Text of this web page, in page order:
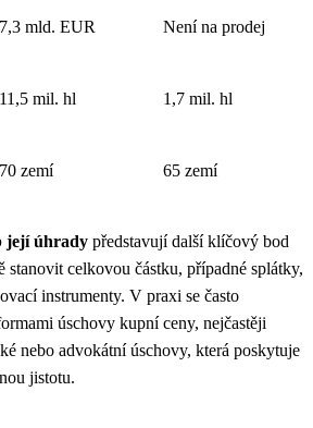
7,3 mld. EUR Není na prodej
11,5 mil. hl 1,7 mil. hl
70 zemí 65 zemí
její úhrady představují další klíčový bod
stanovit celkovou částku, případné splátky,
instrumenty. V praxi se často
úschovy kupní ceny, nejčastěji
nebo advokátní úschovy, která poskytuje
jistotu.